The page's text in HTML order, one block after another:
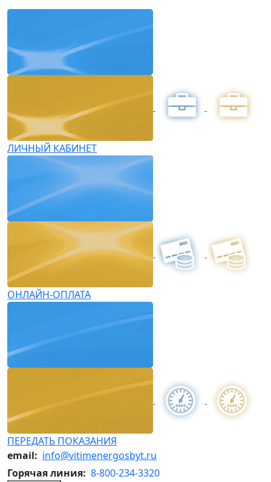
ЛИЧНЫЙ КАБИНЕТ
ОНЛАЙН-ОПЛАТА
ПЕРЕДАТЬ ПОКАЗАНИЯ
email: info@vitimenergosbyt.ru
Горячая линия: 8-800-234-3320